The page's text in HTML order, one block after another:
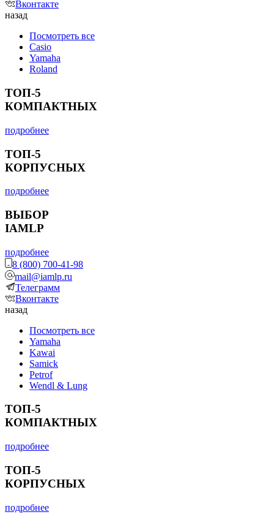
Вконтакте
назад
Посмотреть все
Casio
Yamaha
Roland
ТОП-5
КОМПАКТНЫХ
подробнее
ТОП-5
КОРПУСНЫХ
подробнее
ВЫБОР
IAMLP
подробнее
8 (800) 700-41-98
mail@iamlp.ru
Телеграмм
Вконтакте
назад
Посмотреть все
Yamaha
Kawai
Samick
Petrof
Wendl & Lung
ТОП-5
КОМПАКТНЫХ
подробнее
ТОП-5
КОРПУСНЫХ
подробнее